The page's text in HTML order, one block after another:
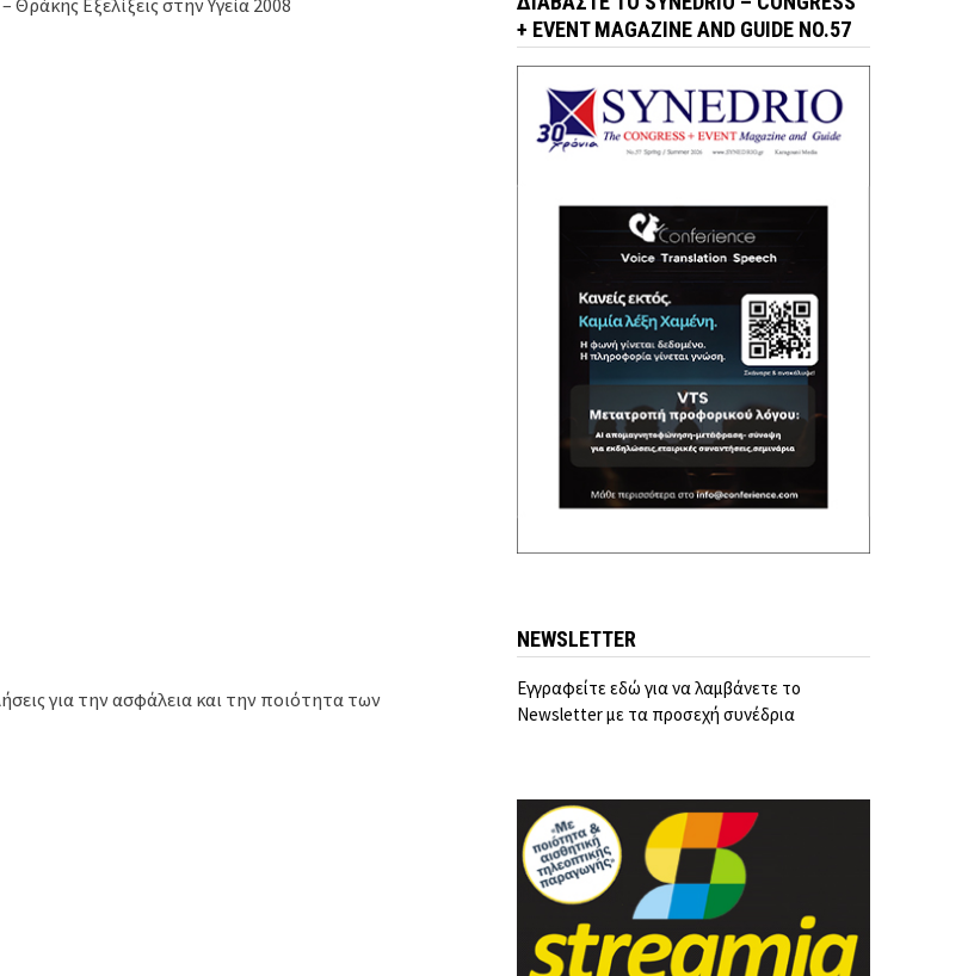
Εξελίξεις στην Υγεία 2008
για την ασφάλεια και την ποιότητα των
+ EVENT MAGAZINE AND GUIDE NO.57
NEWSLETTER
Εγγραφείτε εδώ για να λαμβάνετε το
Newsletter με τα προσεχή συνέδρια